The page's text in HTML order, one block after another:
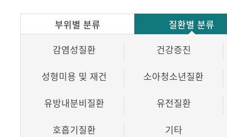
부위별 분류
질환별 분류
감염성질환
건강증진
성형미용 및 재건
소아청소년질환
유방내분비질환
유전질환
호흡기질환
기타